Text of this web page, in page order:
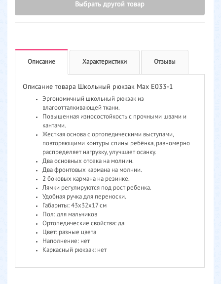
Выбрать другой товар
Описание Характеристики Отзывы
Описание товара Школьный рюкзак Max E033-1
Эргономичный школьный рюкзак из
влагоотталкивающей ткани.
Повышенная износостойкость с прочными швами и
кантами.
Жесткая основа с ортопедическими выступами,
повторяющими контуры спины ребёнка, равномерно
распределяет нагрузку, улучшает осанку.
Два основных отсека на молнии.
Два фронтовых кармана на молнии.
2 боковых кармана на резинке.
Лямки регулируются под рост ребенка.
Удобная ручка для переноски.
Габариты: 43х32х17 см
Пол: для мальчиков
Ортопедические свойства: да
Цвет: разные цвета
Наполнение: нет
Каркасный рюкзак: нет